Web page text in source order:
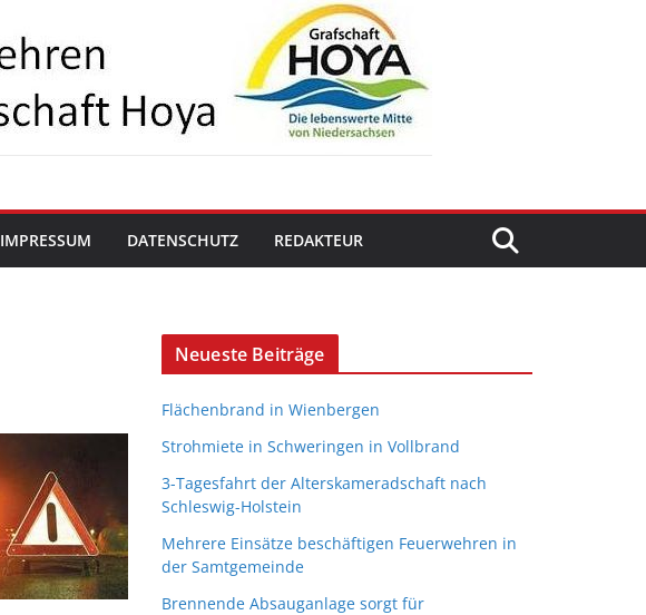
IMPRESSUM DATENSCHUTZ REDAKTEUR
Neueste Beiträge
Flächenbrand in Wienbergen
Strohmiete in Schweringen in Vollbrand
3-Tagesfahrt der Alterskameradschaft nach
Schleswig-Holstein
Mehrere Einsätze beschäftigen Feuerwehren in
der Samtgemeinde
Brennende Absauganlage sorgt für